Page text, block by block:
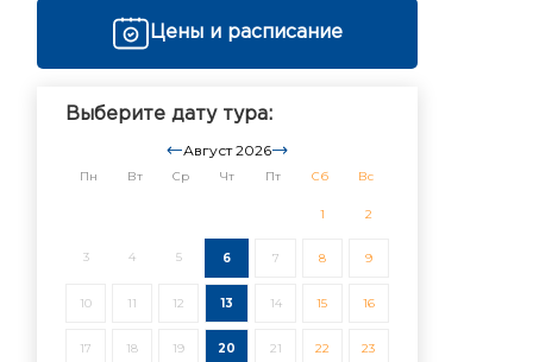
Цены и расписание
Выберите дату тура:
Август 2026
Пн Вт Ср Чт Пт Сб Вс
1 2
3 4 5 6 7 8 9
10 11 12 13 14 15 16
17 18 19 20 21 22 23